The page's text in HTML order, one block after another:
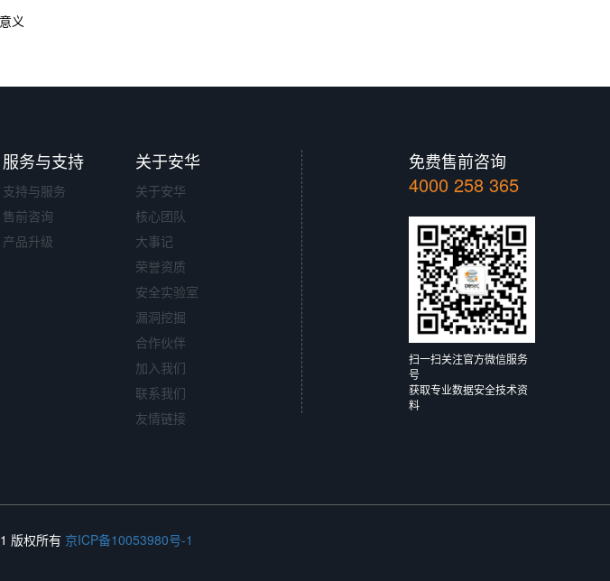
义
服务与支持
支持与服务
售前咨询
产品升级
关于安华
关于安华
核心团队
大事记
荣誉资质
安全实验室
漏洞挖掘
合作伙伴
加入我们
联系我们
友情链接
免费售前咨询
4000 258 365
扫一扫关注官方微信服务
号
获取专业数据安全技术资
料
版权所有 京ICP备10053980号-1